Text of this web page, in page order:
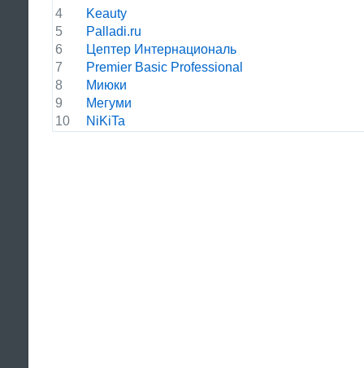
4
Keauty
5
Palladi.ru
6
Цептер Интернациональ
7
Premier Basic Professional
8
Миюки
9
Мегуми
10
NiKiTa